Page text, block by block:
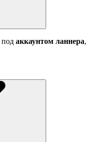
под аккаунтом ланнера,